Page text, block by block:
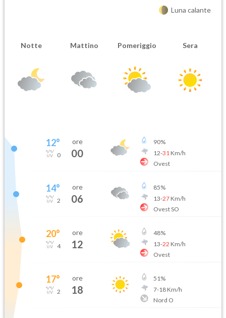
Luna calante
Notte Mattino Pomeriggio Sera
12°
0
ore
00
90%
12-31 Km/h
Ovest
14°
2
ore
06
85%
13-27Km/h
Ovest SO
20°
4
ore
12
48%
13-22 Km/h
Ovest
17°
2
ore
18
51%
7-18Km/h
Nord O